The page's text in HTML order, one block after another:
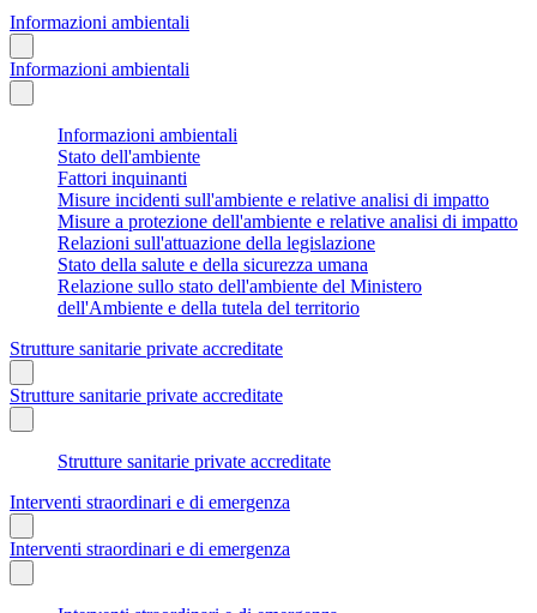
Informazioni ambientali
Informazioni ambientali
Informazioni ambientali
Stato dell'ambiente
Fattori inquinanti
Misure incidenti sull'ambiente e relative analisi di impatto
Misure a protezione dell'ambiente e relative analisi di impatto
Relazioni sull'attuazione della legislazione
Stato della salute e della sicurezza umana
Relazione sullo stato dell'ambiente del Ministero
dell'Ambiente e della tutela del territorio
Strutture sanitarie private accreditate
Strutture sanitarie private accreditate
Strutture sanitarie private accreditate
Interventi straordinari e di emergenza
Interventi straordinari e di emergenza